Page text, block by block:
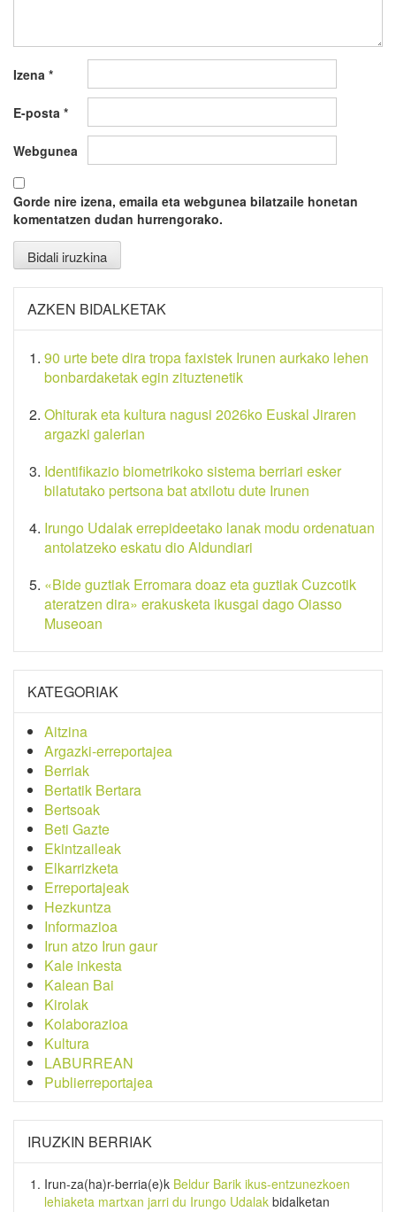
Izena *
E-posta *
Webgunea
Gorde nire izena, emaila eta webgunea bilatzaile honetan
komentatzen dudan hurrengorako.
AZKEN BIDALKETAK
90 urte bete dira tropa faxistek Irunen aurkako lehen
bonbardaketak egin zituztenetik
Ohiturak eta kultura nagusi 2026ko Euskal Jiraren
argazki galerian
Identifikazio biometrikoko sistema berriari esker
bilatutako pertsona bat atxilotu dute Irunen
Irungo Udalak errepideetako lanak modu ordenatuan
antolatzeko eskatu dio Aldundiari
«Bide guztiak Erromara doaz eta guztiak Cuzcotik
ateratzen dira» erakusketa ikusgai dago Oiasso
Museoan
KATEGORIAK
Aitzina
Argazki-erreportajea
Berriak
Bertatik Bertara
Bertsoak
Beti Gazte
Ekintzaileak
Elkarrizketa
Erreportajeak
Hezkuntza
Informazioa
Irun atzo Irun gaur
Kale inkesta
Kalean Bai
Kirolak
Kolaborazioa
Kultura
LABURREAN
Publierreportajea
IRUZKIN BERRIAK
Irun-za(ha)r-berria(e)k Beldur Barik ikus-entzunezkoen
lehiaketa martxan jarri du Irungo Udalak bidalketan